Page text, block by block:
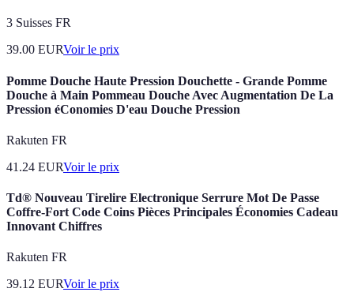
3 Suisses FR
39.00 EURVoir le prix
Pomme Douche Haute Pression Douchette - Grande Pomme
Douche à Main Pommeau Douche Avec Augmentation De La
Pression éConomies D'eau Douche Pression
Rakuten FR
41.24 EURVoir le prix
Td® Nouveau Tirelire Electronique Serrure Mot De Passe
Coffre-Fort Code Coins Pièces Principales Économies Cadeau
Innovant Chiffres
Rakuten FR
39.12 EURVoir le prix